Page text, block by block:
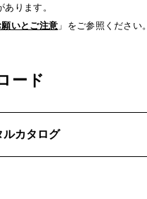
ります。
願いとご注意 」をご参照ください。
ード
ルカタログ